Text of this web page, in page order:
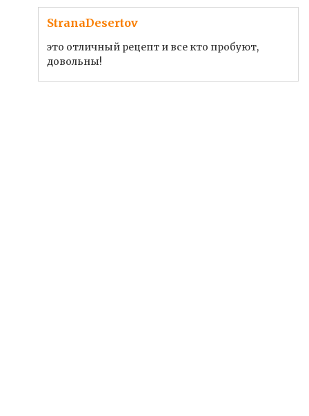
StranaDesertov
это отличный рецепт и все кто пробуют,
довольны!